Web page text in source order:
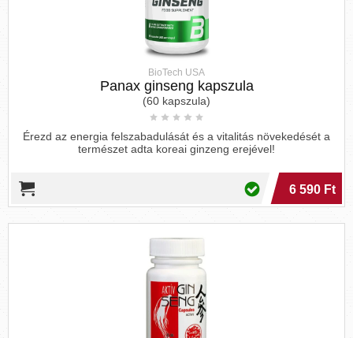
BioTech USA
Panax ginseng kapszula
(60 kapszula)
Érezd az energia felszabadulását és a vitalitás növekedését a
természet adta koreai ginzeng erejével!
6 590 Ft